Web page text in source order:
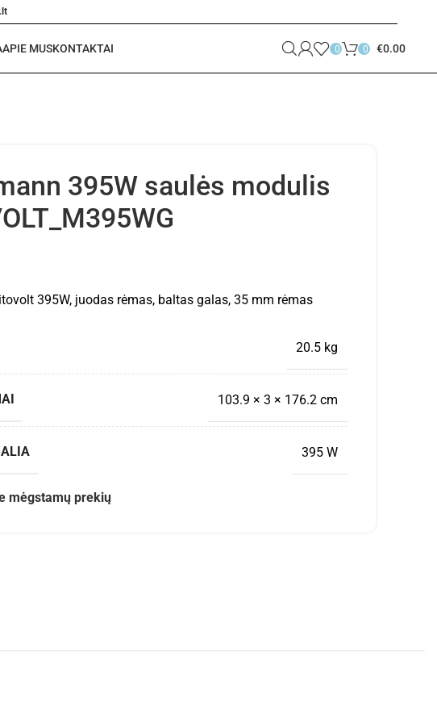
APIE MUSKONTAKTAI 0 0 €0.00
395W saulės modulis
395W, juodas rėmas, baltas galas, 35 mm rėmas
20.5 kg
103.9 × 3 × 176.2 cm
395 W
mėgstamų prekių